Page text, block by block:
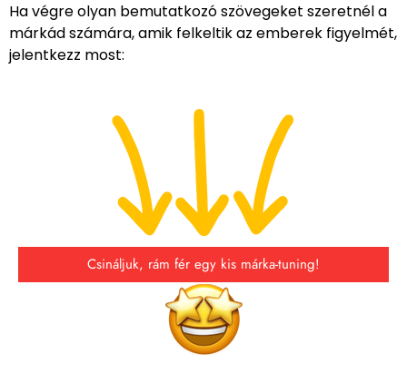
Ha végre olyan bemutatkozó szövegeket szeretnél a
márkád számára, amik felkeltik az emberek figyelmét,
jelentkezz most:
Csináljuk, rám fér egy kis márka-tuning!